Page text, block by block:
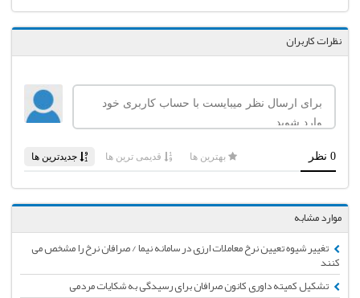
نظرات کاربران
موارد مشابه
تغییر شیوه تعیین نرخ معاملات ارزی در سامانه نیما / صرافان نرخ را مشخص می
کنند
تشکیل کمیته داوری کانون صرافان برای رسیدگی به شکایات مردمی